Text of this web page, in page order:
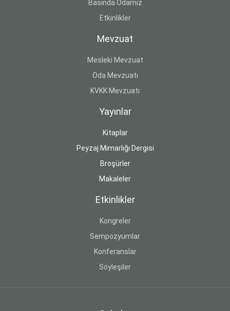
Basında Odamız
Etkinlikler
Mevzuat
Mesleki Mevzuat
Oda Mevzuatı
KVKK Mevzuatı
Yayınlar
Kitaplar
Peyzaj Mimarlığı Dergisi
Broşürler
Makaleler
Etkinlikler
Kongreler
Sempozyumlar
Konferanslar
Söyleşiler